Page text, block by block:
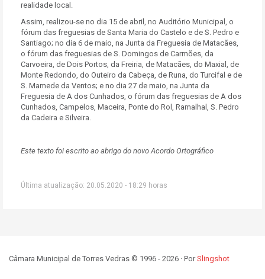
realidade local.
Assim, realizou-se no dia 15 de abril, no Auditório Municipal, o
fórum das freguesias de Santa Maria do Castelo e de S. Pedro e
Santiago; no dia 6 de maio, na Junta da Freguesia de Matacães,
o fórum das freguesias de S. Domingos de Carmões, da
Carvoeira, de Dois Portos, da Freiria, de Matacães, do Maxial, de
Monte Redondo, do Outeiro da Cabeça, de Runa, do Turcifal e de
S. Mamede da Ventos; e no dia 27 de maio, na Junta da
Freguesia de A dos Cunhados, o fórum das freguesias de A dos
Cunhados, Campelos, Maceira, Ponte do Rol, Ramalhal, S. Pedro
da Cadeira e Silveira.
Este texto foi escrito ao abrigo do novo Acordo Ortográfico
Última atualização: 20.05.2020 - 18:29 horas
Câmara Municipal de Torres Vedras © 1996 - 2026 · PorSlingshot